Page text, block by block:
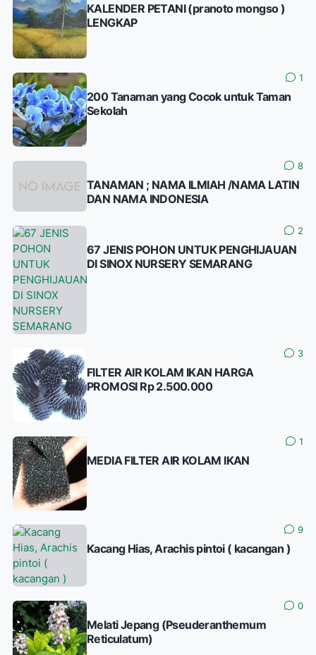
KALENDER PETANI (pranoto mongso )
LENGKAP
1
200 Tanaman yang Cocok untuk Taman
Sekolah
8
TANAMAN ; NAMA ILMIAH /NAMA LATIN
DAN NAMA INDONESIA
2
67 JENIS POHON UNTUK PENGHIJAUAN
DI SINOX NURSERY SEMARANG
3
FILTER AIR KOLAM IKAN HARGA
PROMOSI Rp 2.500.000
1
MEDIA FILTER AIR KOLAM IKAN
9
Kacang Hias, Arachis pintoi ( kacangan )
0
Melati Jepang (Pseuderanthemum
Reticulatum)